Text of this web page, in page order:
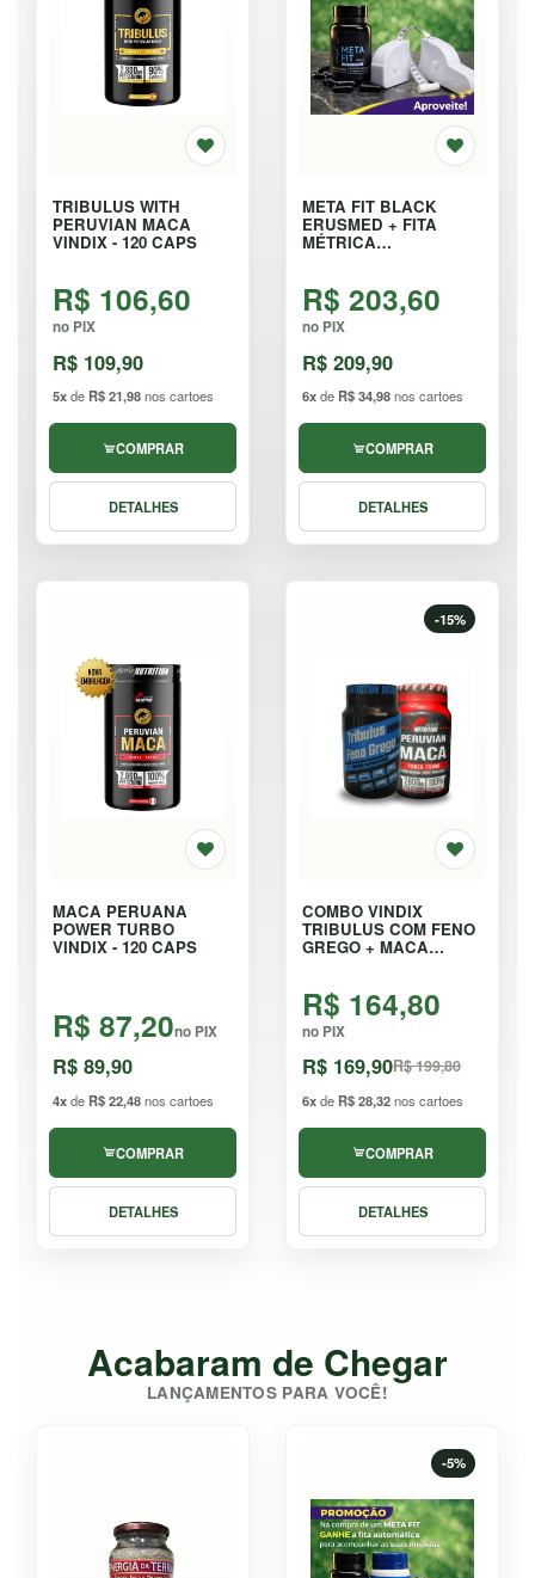
TRIBULUS WITH
PERUVIAN MACA
VINDIX - 120 CAPS
R$ 106,60
no PIX
R$ 109,90
5xde R$ 21,98nos cartoes
COMPRAR
DETALHES
META FIT BLACK
ERUSMED + FITA
MÉTRICA
R$ 203,60
no PIX
R$ 209,90
6xde R$ 34,98nos cartoes
COMPRAR
DETALHES
MACA PERUANA
POWER TURBO
VINDIX - 120 CAPS
R$ 87,20no PIX
R$ 89,90
4xde R$ 22,48nos cartoes
COMPRAR
DETALHES
-15%
COMBO VINDIX
TRIBULUS COM FENO
GREGO + MACA
R$ 164,80
no PIX
R$ 169,90R$ 199,80
6xde R$ 28,32nos cartoes
COMPRAR
DETALHES
Acabaram de Chegar
LANÇAMENTOS PARA VOCÊ!
-5%